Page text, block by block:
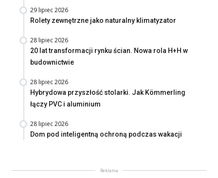
29 lipiec 2026
Rolety zewnętrzne jako naturalny klimatyzator
28 lipiec 2026
20 lat transformacji rynku ścian. Nowa rola H+H w
budownictwie
28 lipiec 2026
Hybrydowa przyszłość stolarki. Jak Kömmerling
łączy PVC i aluminium
28 lipiec 2026
Dom pod inteligentną ochroną podczas wakacji
Reklama